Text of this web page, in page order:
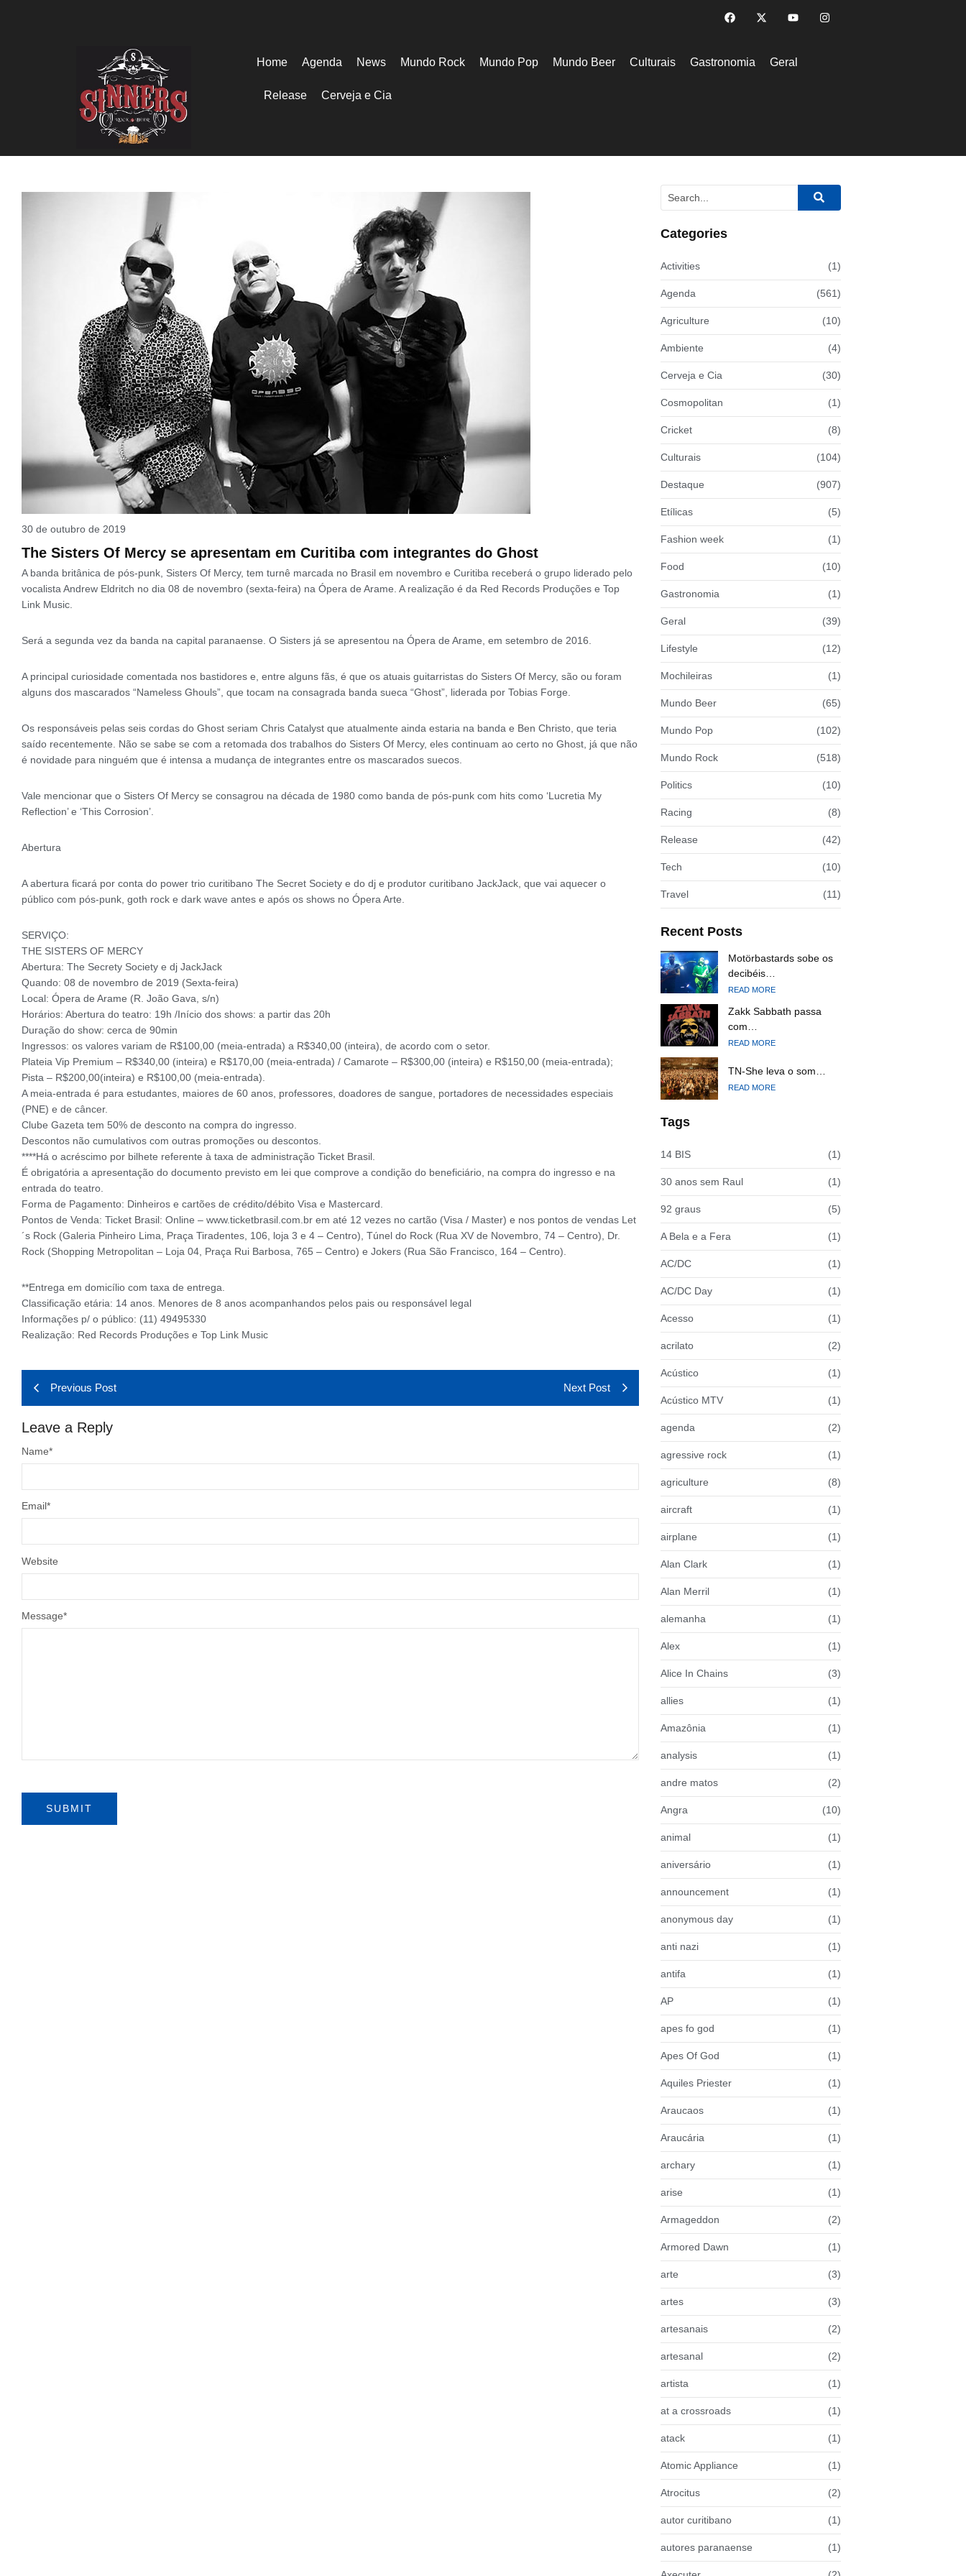
Home Agenda News Mundo Rock Mundo Pop Mundo Beer Culturais Gastronomia Geral
Release Cerveja e Cia
30 de outubro de 2019
The Sisters Of Mercy se apresentam em Curitiba com integrantes do Ghost
A banda britânica de pós-punk, Sisters Of Mercy, tem turnê marcada no Brasil em novembro e Curitiba receberá o grupo liderado pelo
vocalista Andrew Eldritch no dia 08 de novembro (sexta-feira) na Ópera de Arame. A realização é da Red Records Produções e Top
Link Music.
Será a segunda vez da banda na capital paranaense. O Sisters já se apresentou na Ópera de Arame, em setembro de 2016.
A principal curiosidade comentada nos bastidores e, entre alguns fãs, é que os atuais guitarristas do Sisters Of Mercy, são ou foram
alguns dos mascarados “Nameless Ghouls”, que tocam na consagrada banda sueca “Ghost”, liderada por Tobias Forge.
Os responsáveis pelas seis cordas do Ghost seriam Chris Catalyst que atualmente ainda estaria na banda e Ben Christo, que teria
saído recentemente. Não se sabe se com a retomada dos trabalhos do Sisters Of Mercy, eles continuam ao certo no Ghost, já que não
é novidade para ninguém que é intensa a mudança de integrantes entre os mascarados suecos.
Vale mencionar que o Sisters Of Mercy se consagrou na década de 1980 como banda de pós-punk com hits como ‘Lucretia My
Reflection’ e ‘This Corrosion’.
Abertura
A abertura ficará por conta do power trio curitibano The Secret Society e do dj e produtor curitibano JackJack, que vai aquecer o
público com pós-punk, goth rock e dark wave antes e após os shows no Ópera Arte.
SERVIÇO:
THE SISTERS OF MERCY
Abertura: The Secrety Society e dj JackJack
Quando: 08 de novembro de 2019 (Sexta-feira)
Local: Ópera de Arame (R. João Gava, s/n)
Horários: Abertura do teatro: 19h /Início dos shows: a partir das 20h
Duração do show: cerca de 90min
Ingressos: os valores variam de R$100,00 (meia-entrada) a R$340,00 (inteira), de acordo com o setor.
Plateia Vip Premium – R$340,00 (inteira) e R$170,00 (meia-entrada) / Camarote – R$300,00 (inteira) e R$150,00 (meia-entrada);
Pista – R$200,00(inteira) e R$100,00 (meia-entrada).
A meia-entrada é para estudantes, maiores de 60 anos, professores, doadores de sangue, portadores de necessidades especiais
(PNE) e de câncer.
Clube Gazeta tem 50% de desconto na compra do ingresso.
Descontos não cumulativos com outras promoções ou descontos.
****Há o acréscimo por bilhete referente à taxa de administração Ticket Brasil.
É obrigatória a apresentação do documento previsto em lei que comprove a condição do beneficiário, na compra do ingresso e na
entrada do teatro.
Forma de Pagamento: Dinheiros e cartões de crédito/débito Visa e Mastercard.
Pontos de Venda: Ticket Brasil: Online – www.ticketbrasil.com.br em até 12 vezes no cartão (Visa / Master) e nos pontos de vendas Let
´s Rock (Galeria Pinheiro Lima, Praça Tiradentes, 106, loja 3 e 4 – Centro), Túnel do Rock (Rua XV de Novembro, 74 – Centro), Dr.
Rock (Shopping Metropolitan – Loja 04, Praça Rui Barbosa, 765 – Centro) e Jokers (Rua São Francisco, 164 – Centro).
**Entrega em domicílio com taxa de entrega.
Classificação etária: 14 anos. Menores de 8 anos acompanhandos pelos pais ou responsável legal
Informações p/ o público: (11) 49495330
Realização: Red Records Produções e Top Link Music
Previous Post Next Post
Leave a Reply
Message*
Name*
Email*
Website
Categories
Activities (1)
Agenda (561)
Agriculture (10)
Ambiente (4)
Cerveja e Cia (30)
Cosmopolitan (1)
Cricket (8)
Culturais (104)
Destaque (907)
Etílicas (5)
Fashion week (1)
Food (10)
Gastronomia (1)
Geral (39)
Lifestyle (12)
Mochileiras (1)
Mundo Beer (65)
Mundo Pop (102)
Mundo Rock (518)
Politics (10)
Racing (8)
Release (42)
Tech (10)
Travel (11)
Recent Posts
Motörbastards sobe os
decibéis…
READ MORE
Zakk Sabbath passa
com…
READ MORE
TN-She leva o som…
READ MORE
Tags
14 BIS (1)
30 anos sem Raul (1)
92 graus (5)
A Bela e a Fera (1)
AC/DC (1)
AC/DC Day (1)
Acesso (1)
acrilato (2)
Acústico (1)
Acústico MTV (1)
agenda (2)
agressive rock (1)
agriculture (8)
aircraft (1)
airplane (1)
Alan Clark (1)
Alan Merril (1)
alemanha (1)
Alex (1)
Alice In Chains (3)
allies (1)
Amazônia (1)
analysis (1)
andre matos (2)
Angra (10)
animal (1)
aniversário (1)
announcement (1)
anonymous day (1)
anti nazi (1)
antifa (1)
AP (1)
apes fo god (1)
Apes Of God (1)
Aquiles Priester (1)
Araucaos (1)
Araucária (1)
archary (1)
arise (1)
Armageddon (2)
Armored Dawn (1)
arte (3)
artes (3)
artesanais (2)
artesanal (2)
artista (1)
at a crossroads (1)
atack (1)
Atomic Appliance (1)
Atrocitus (2)
autor curitibano (1)
autores paranaense (1)